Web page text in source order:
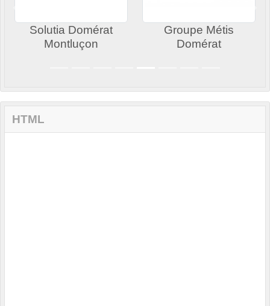
Solutia Domérat
Montluçon
Groupe Métis
Domérat
HTML